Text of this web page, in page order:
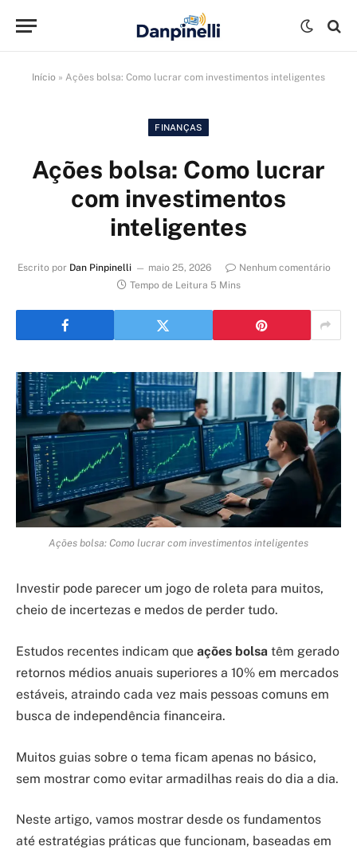
Início » Ações bolsa: Como lucrar com investimentos inteligentes
FINANÇAS
Ações bolsa: Como lucrar
com investimentos
inteligentes
Escrito por Dan Pinpinelli maio 25, 2026
Nenhum comentário
Tempo de Leitura 5 Mins
Ações bolsa: Como lucrar com investimentos inteligentes
Investir pode parecer um jogo de roleta para muitos,
cheio de incertezas e medos de perder tudo.
Estudos recentes indicam que ações bolsa têm gerado
retornos médios anuais superiores a 10% em mercados
estáveis, atraindo cada vez mais pessoas comuns em
busca de independência financeira.
Muitos guias sobre o tema ficam apenas no básico,
sem mostrar como evitar armadilhas reais do dia a dia.
Neste artigo, vamos mostrar desde os fundamentos
até estratégias práticas que funcionam, baseadas em